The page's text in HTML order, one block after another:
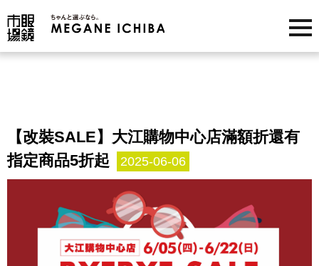
【改裝SALE】大江購物中心店滿額折還有
指定商品5折起
2025-06-06